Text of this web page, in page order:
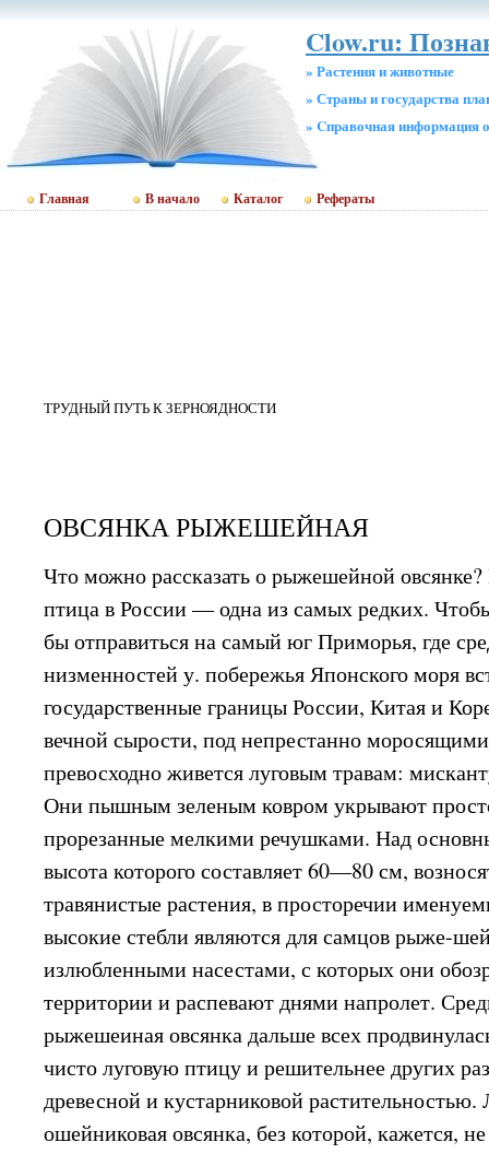
Clow.ru:
» Растения и животные
» Страны и государства
» Cправочная информация
Главная В начало Каталог Рефераты
ТРУДНЫЙ ПУТЬ К ЗЕРНОЯДНОСТИ
ОВСЯНКА РЫЖЕШЕЙНАЯ
Что можно рассказать о рыжешейной овсянке?
птица в России — одна из самых редких.
бы отправиться на самый юг Приморья, где
низменностей у. побережья Японского моря
государственные границы России, Китая и
вечной сырости, под непрестанно
превосходно живется луговым травам:
Они пышным зеленым ковром укрывают
прорезанные мелкими речушками. Над
высота которого составляет 60—80 см,
травянистые растения, в просторечии
высокие стебли являются для самцов рыже-
излюбленными насестами, с которых они
территории и распевают днями напролет.
рыжешеиная овсянка дальше всех
чисто луговую птицу и решительнее других
древесной и кустарниковой
ошейниковая овсянка, без которой, кажется,